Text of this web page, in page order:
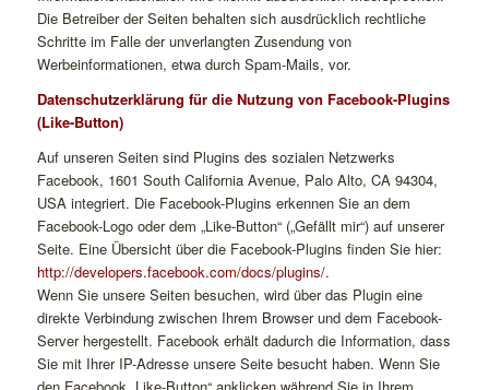
Die Betreiber der Seiten behalten sich ausdrücklich rechtliche
Schritte im Falle der unverlangten Zusendung von
Werbeinformationen, etwa durch Spam-Mails, vor.
Datenschutzerklärung für die Nutzung von Facebook-Plugins
(Like-Button)
Auf unseren Seiten sind Plugins des sozialen Netzwerks
Facebook, 1601 South California Avenue, Palo Alto, CA 94304,
USA integriert. Die Facebook-Plugins erkennen Sie an dem
Facebook-Logo oder dem „Like-Button“ („Gefällt mir“) auf unserer
Seite. Eine Übersicht über die Facebook-Plugins finden Sie hier:
http://developers.facebook.com/docs/plugins/.
Wenn Sie unsere Seiten besuchen, wird über das Plugin eine
direkte Verbindung zwischen Ihrem Browser und dem Facebook-
Server hergestellt. Facebook erhält dadurch die Information, dass
Sie mit Ihrer IP-Adresse unsere Seite besucht haben. Wenn Sie